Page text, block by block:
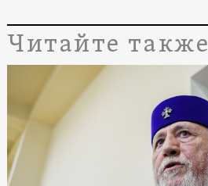
Читайте также